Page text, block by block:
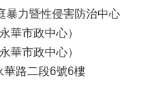
暴力暨性侵害防治中心
華市政中心）
華市政中心）
路二段6號6樓